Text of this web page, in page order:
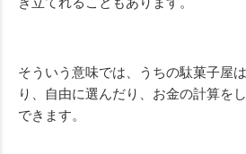
そういう意味では、うちの駄菓子屋
り、自由に選んだり、お金の計算を
できます。